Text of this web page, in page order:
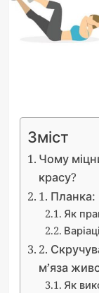
Зміст
Чому
красу?
1.
Як
2.
м’яза
Як